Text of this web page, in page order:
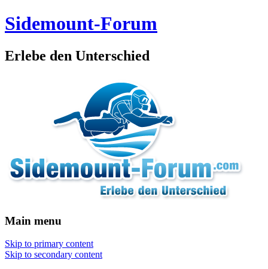
Sidemount-Forum
Erlebe den Unterschied
Main menu
Skip to primary content
Skip to secondary content